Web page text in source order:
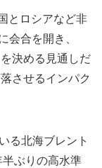
とロシアなど非
会合を開き、
決める見通しだ
させるインパク
る北海ブレント
ぶりの高水準